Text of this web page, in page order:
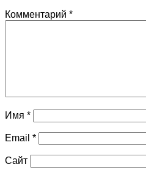
Комментарий *
Имя *
Email *
Сайт